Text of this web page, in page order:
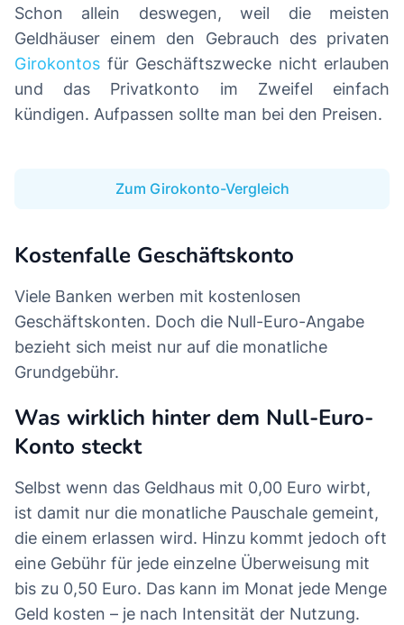
Schon allein deswegen, weil die meisten
Geldhäuser einem den Gebrauch des privaten
Girokontos für Geschäftszwecke nicht erlauben
und das Privatkonto im Zweifel einfach
kündigen. Aufpassen sollte man bei den Preisen.
Zum Girokonto-Vergleich
Kostenfalle Geschäftskonto
Viele Banken werben mit kostenlosen
Geschäftskonten. Doch die Null-Euro-Angabe
bezieht sich meist nur auf die monatliche
Grundgebühr.
Was wirklich hinter dem Null-Euro-
Konto steckt
Selbst wenn das Geldhaus mit 0,00 Euro wirbt,
ist damit nur die monatliche Pauschale gemeint,
die einem erlassen wird. Hinzu kommt jedoch oft
eine Gebühr für jede einzelne Überweisung mit
bis zu 0,50 Euro. Das kann im Monat jede Menge
Geld kosten – je nach Intensität der Nutzung.